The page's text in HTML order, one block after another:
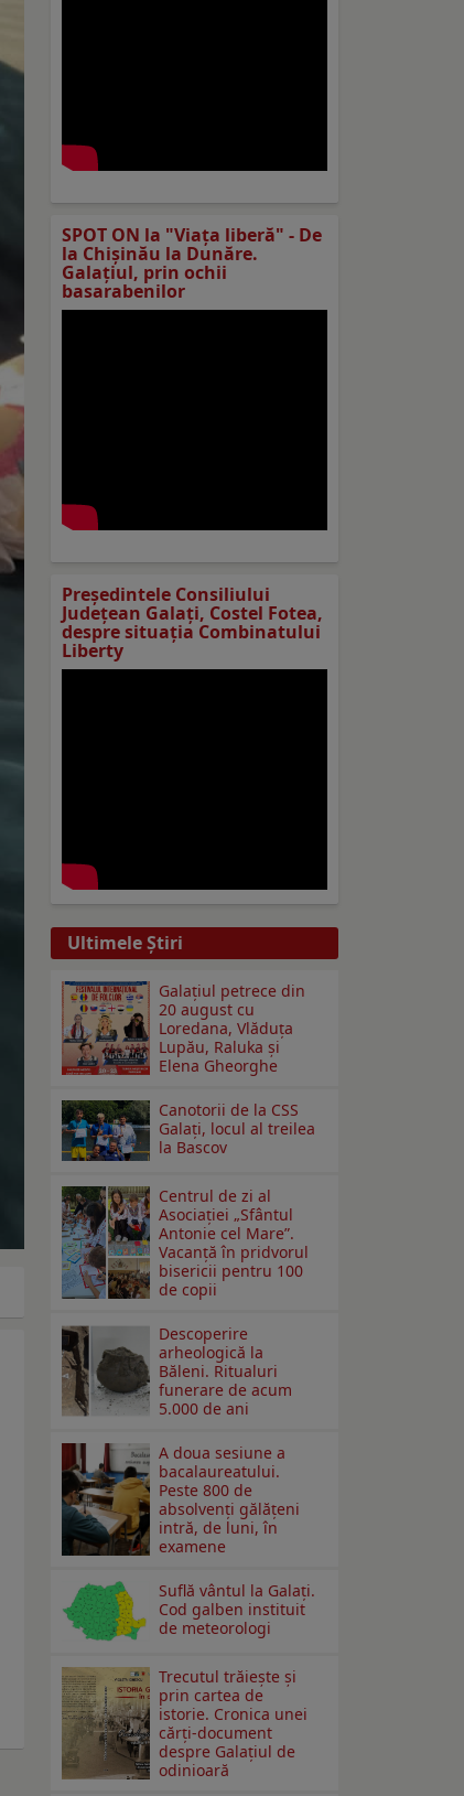
SPOT ON la "Viaţa liberă" - De
la Chișinău la Dunăre.
Galațiul, prin ochii
basarabenilor
Preşedintele Consiliului
Judeţean Galaţi, Costel Fotea,
despre situaţia Combinatului
Liberty
Ultimele Ştiri
Galaţiul petrece din
20 august cu
Loredana, Vlăduța
Lupău, Raluka și
Elena Gheorghe
Canotorii de la CSS
Galați, locul al treilea
la Bascov
Centrul de zi al
Asociației „Sfântul
Antonie cel Mare”.
Vacanță în pridvorul
bisericii pentru 100
de copii
Descoperire
arheologică la
Băleni. Ritualuri
funerare de acum
5.000 de ani
A doua sesiune a
bacalaureatului.
Peste 800 de
absolvenţi gălăţeni
intră, de luni, în
examene
Suflă vântul la Galaţi.
Cod galben instituit
de meteorologi
Trecutul trăiește și
prin cartea de
istorie. Cronica unei
cărți-document
despre Galațiul de
odinioară